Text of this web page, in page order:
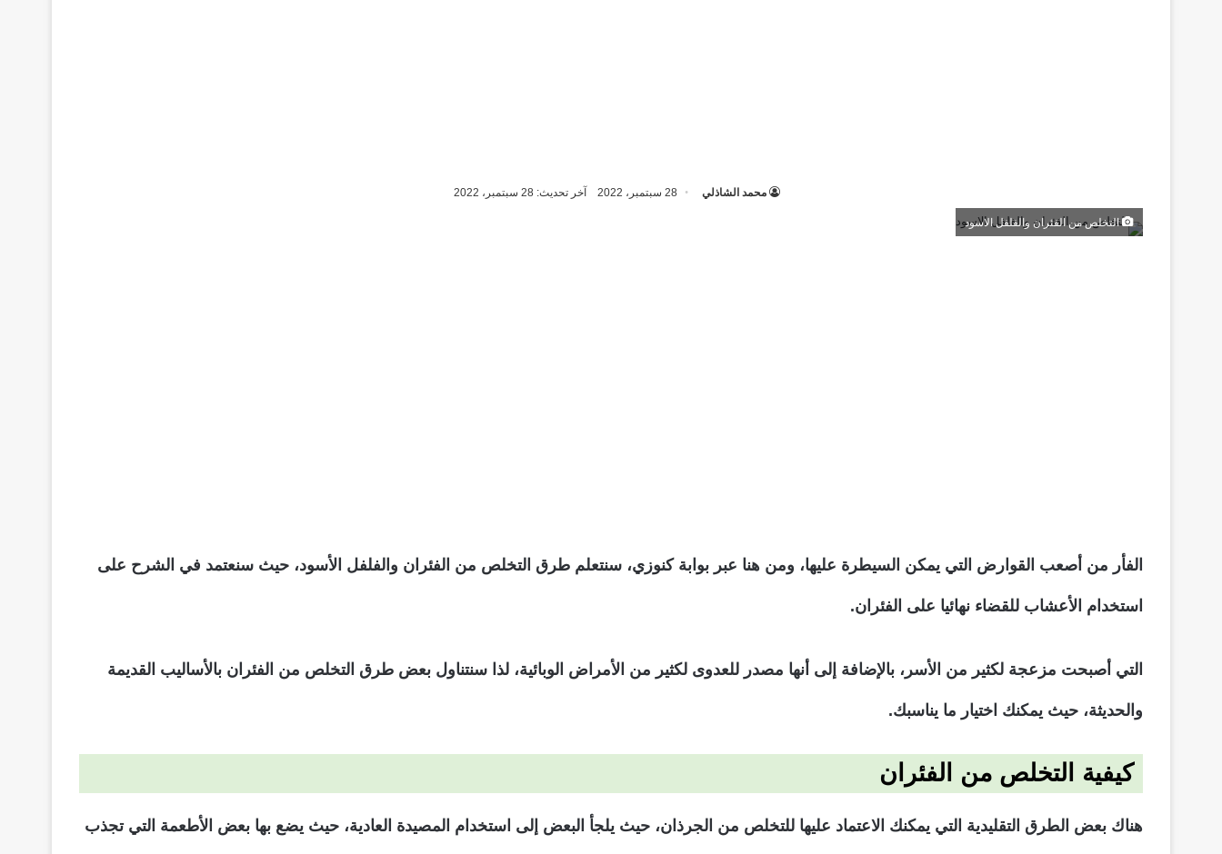
محمد الشاذلي 28 سبتمبر، 2022 آخر تحديث: 28 سبتمبر، 2022
التخلص من الفئران والفلفل الاسود
الفأر من أصعب القوارض التي يمكن السيطرة عليها، ومن هنا عبر بوابة كنوزي، سنتعلم طرق التخلص من الفئران والفلفل الأسود، حيث سنعتمد في الشرح على
استخدام الأعشاب للقضاء نهائيا على الفئران.
التي أصبحت مزعجة لكثير من الأسر، بالإضافة إلى أنها مصدر للعدوى لكثير من الأمراض الوبائية، لذا سنتناول بعض طرق التخلص من الفئران بالأساليب القديمة
والحديثة، حيث يمكنك اختيار ما يناسبك.
كيفية التخلص من الفئران
هناك بعض الطرق التقليدية التي يمكنك الاعتماد عليها للتخلص من الجرذان، حيث يلجأ البعض إلى استخدام المصيدة العادية، حيث يضع بها بعض الأطعمة التي تجذب